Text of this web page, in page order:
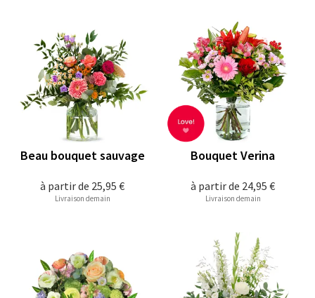
à partir de 25,95 €
Beau bouquet sauvage
Livraison demain
à partir de 24,95 €
Bouquet Verina
Livraison demain